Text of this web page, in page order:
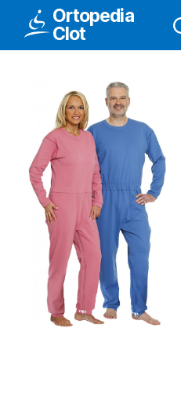
Ortopedia
Clot